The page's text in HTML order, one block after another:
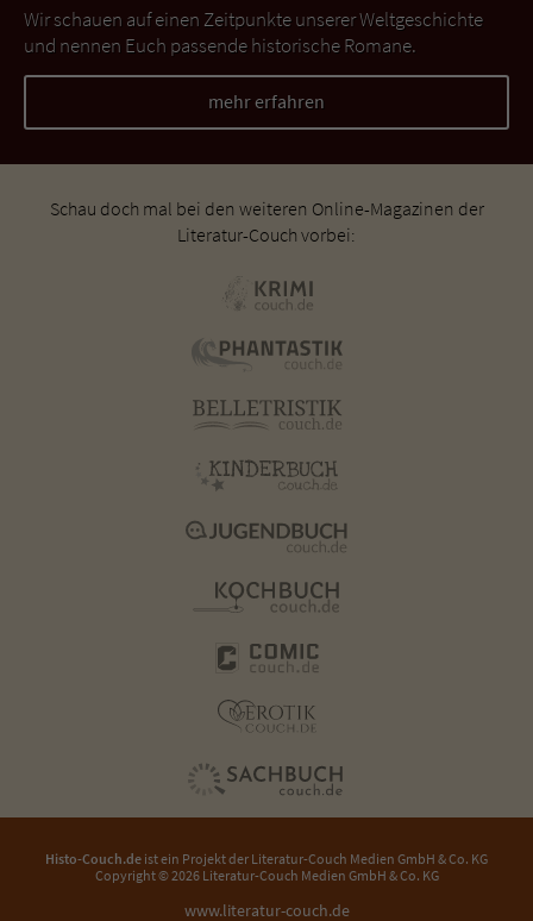
Wir schauen auf einen Zeitpunkte unserer Weltgeschichte
und nennen Euch passende historische Romane.
mehr erfahren
Schau doch mal bei den weiteren Online-Magazinen der
Literatur-Couch vorbei:
Histo-Couch.de ist ein Projekt der Literatur-Couch Medien GmbH & Co. KG
Copyright © 2026 Literatur-Couch Medien GmbH & Co. KG
www.literatur-couch.de